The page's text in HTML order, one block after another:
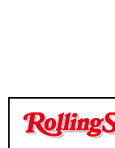
TEMPO DI
TEMPO DI